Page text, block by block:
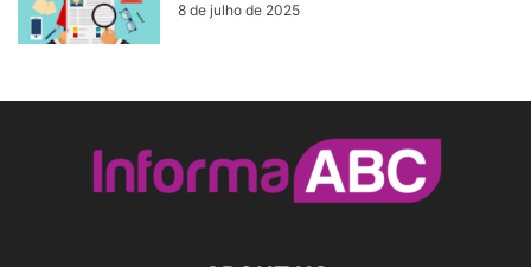
8 de julho de 2025